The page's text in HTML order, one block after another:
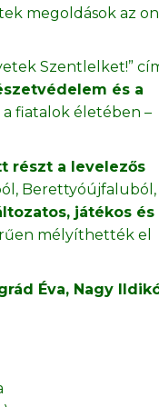
megoldások az
Szentlelket!”
és a
fiatalok életében –
részt a levelezős
Berettyóújfaluból,
játékos
mélyíthették el
Éva, Nagy